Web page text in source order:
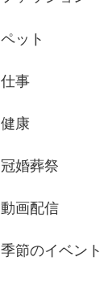
ペット
仕事
健康
冠婚葬祭
動画配信
季節のイベント